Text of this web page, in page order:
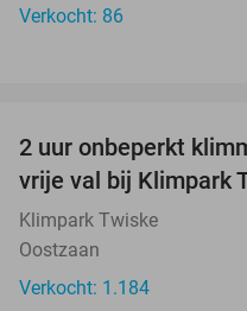
Verkocht: 86
2 uur onbeperkt
vrije val bij Klimpark
Klimpark Twiske
Oostzaan
Verkocht: 1.184